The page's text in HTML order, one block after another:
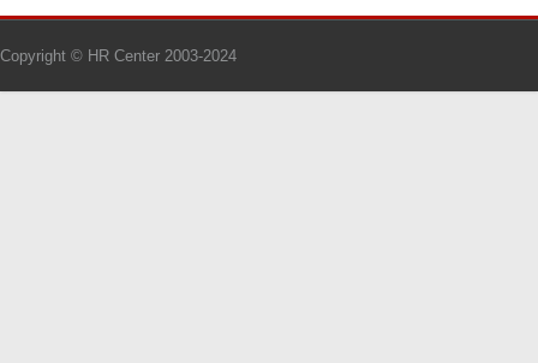
Copyright © HR Center 2003-2024